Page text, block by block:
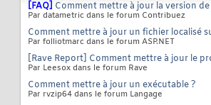
[FAQ] Comment mettre à jour la version de
Par datametric dans le forum Contribuez
Comment mettre à jour un fichier localisé
Par folliotmarc dans le forum ASP.NET
[Rave Report] Comment mettre à jour le
Par Leesox dans le forum Rave
Comment mettre à jour un exécutable ?
Par rvzip64 dans le forum Langage